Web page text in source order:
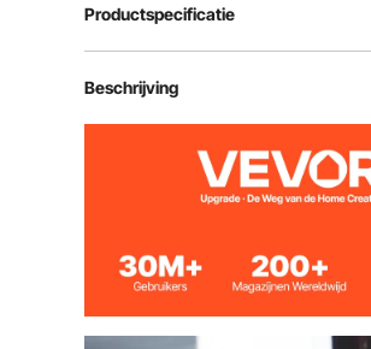
Productspecificatie
Maximale papierinvoer
Maximale snijbreedte
Snijsnelheid
Beschrijving